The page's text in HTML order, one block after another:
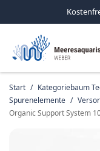
Start / Kategoriebaum
Spurenelemente /
Organic Support System